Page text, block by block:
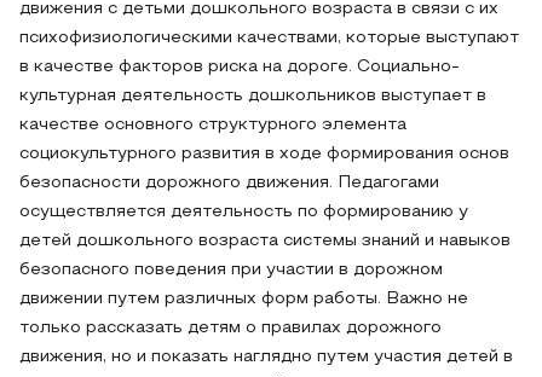
движения с детьми дошкольного возраста в связи с их
психофизиологическими качествами, которые выступают
в качестве факторов риска на дороге. Социально-
культурная деятельность дошкольников выступает в
качестве основного структурного элемента
социокультурного развития в ходе формирования основ
безопасности дорожного движения. Педагогами
осуществляется деятельность по формированию у
детей дошкольного возраста системы знаний и навыков
безопасного поведения при участии в дорожном
движении путем различных форм работы. Важно не
только рассказать детям о правилах дорожного
движения, но и показать наглядно путем участия детей в